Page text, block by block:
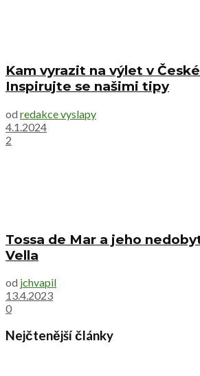
Kam vyrazit na výlet v
Inspirujte se našimi tipy
od redakce vyslapy
4.1.2024
2
Tossa de Mar a jeho
Vella
od jchvapil
13.4.2023
0
Nejčtenější články